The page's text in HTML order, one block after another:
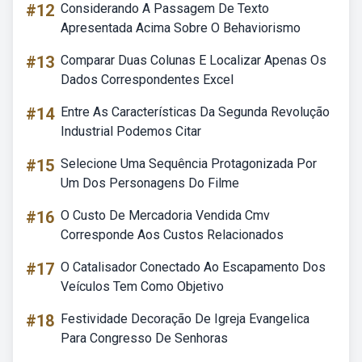
#12 Considerando A Passagem De Texto
Apresentada Acima Sobre O Behaviorismo
#13 Comparar Duas Colunas E Localizar Apenas Os
Dados Correspondentes Excel
#14 Entre As Características Da Segunda Revolução
Industrial Podemos Citar
#15 Selecione Uma Sequência Protagonizada Por
Um Dos Personagens Do Filme
#16 O Custo De Mercadoria Vendida Cmv
Corresponde Aos Custos Relacionados
#17 O Catalisador Conectado Ao Escapamento Dos
Veículos Tem Como Objetivo
#18 Festividade Decoração De Igreja Evangelica
Para Congresso De Senhoras